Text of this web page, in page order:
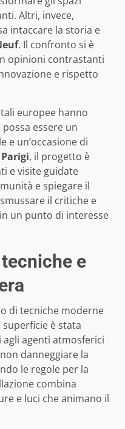
Altri, invece,
intaccare la storia e
. Il confronto si è
opinioni contrastanti
e rispetto
europee hanno
essere un
e un’occasione di
Parigi, il progetto è
e visite guidate
e spiegare il
il critiche e
un punto di interesse
e
di tecniche moderne
è stata
agenti atmosferici
danneggiare la
le regole per la
combina
e luci che animano il